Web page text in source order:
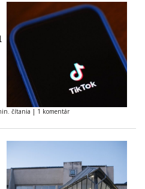
čítania | 1 komentár